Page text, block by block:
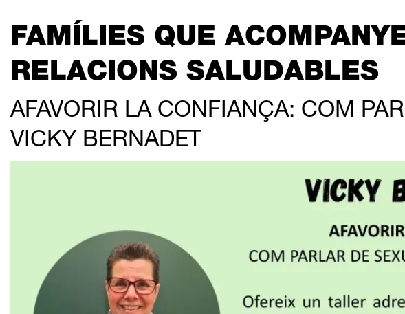
FAMÍLIES QUE
RELACIONS SALUDABLES
AFAVORIR LA CONFIANÇA: COM
VICKY BERNADET